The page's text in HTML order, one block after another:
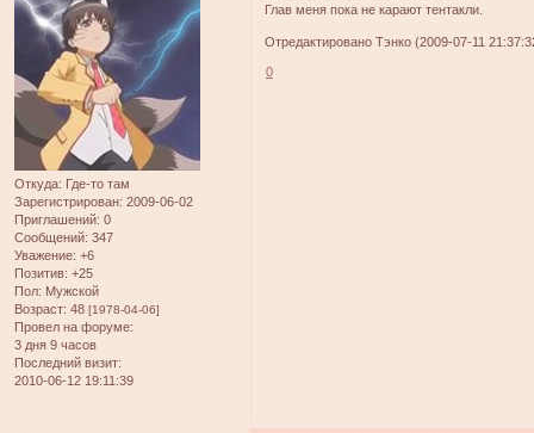
Откуда: Где-то там
Зарегистрирован: 2009-06-02
Приглашений: 0
Сообщений: 347
Уважение: +6
Позитив: +25
Пол: Мужской
Возраст: 48 [1978-04-06]
Провел на форуме:
3 дня 9 часов
Последний визит:
2010-06-12 19:11:39
Глав меня пока не карают тентакли.
Отредактировано Тэнко (2009-07-11
0